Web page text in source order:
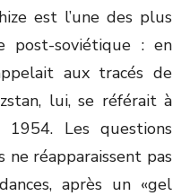
est l’une des plus
post-soviétique : en
aux tracés de
lui, se référait à
Les questions
ne réapparaissent pas
après un «gel